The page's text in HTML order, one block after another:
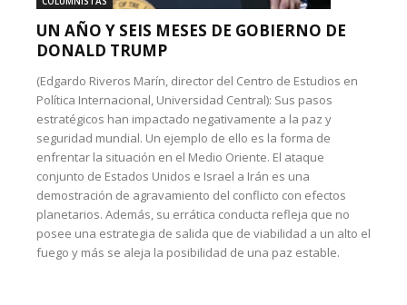
UN AÑO Y SEIS MESES DE GOBIERNO DE
DONALD TRUMP
(Edgardo Riveros Marín, director del Centro de Estudios en
Política Internacional, Universidad Central): Sus pasos
estratégicos han impactado negativamente a la paz y
seguridad mundial. Un ejemplo de ello es la forma de
enfrentar la situación en el Medio Oriente. El ataque
conjunto de Estados Unidos e Israel a Irán es una
demostración de agravamiento del conflicto con efectos
planetarios. Además, su errática conducta refleja que no
posee una estrategia de salida que de viabilidad a un alto el
fuego y más se aleja la posibilidad de una paz estable.